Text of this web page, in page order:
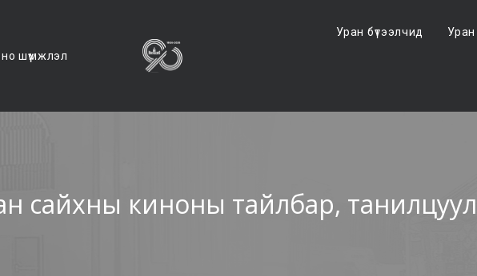
шүүмжлэл
Уран бүтээлчид Уран
сайхны киноны тайлбар,